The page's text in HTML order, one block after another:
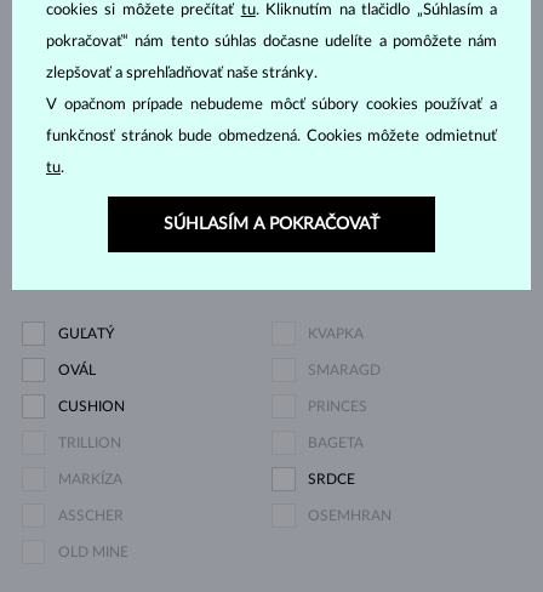
TURMALÍN RUŽOVÝ TURMALÍN ZELENÝ
VLTAVÍN BEZ KAMEŇA
Cena
GUĽATÝ KVAPKA
OVÁL SMARAGD
CUSHION PRINCES
TRILLION BAGETA
MARKÍZA SRDCE
ASSCHER OSEMHRAN
OLD MINE
cookies si môžete prečítať tu. Kliknutím na tlačidlo „Súhlasím a
pokračovať“ nám tento súhlas dočasne udelíte a pomôžete nám
zlepšovať a sprehľadňovať naše stránky.
V opačnom prípade nebudeme môcť súbory cookies používať a
funkčnosť stránok bude obmedzená. Cookies môžete odmietnuť
tu.
SÚHLASÍM A POKRAČOVAŤ